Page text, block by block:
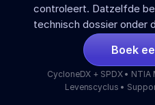
controleert. Datzelfde
technisch dossier onder
Boek
CycloneDX + SPDX • NTIA
Levenscyclus •